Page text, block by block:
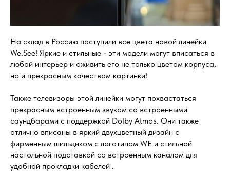
На склад в Россию поступили все цвета новой линейки
We.See! Яркие и стильные - эти модели могут вписаться в
любой интерьер и оживить его не только цветом корпуса,
но и прекрасным качеством картинки!
Также телевизоры этой линейки могут похвастаться
прекрасным встроенным звуком со встроенными
саундбарами с поддержкой Dolby Atmos. Они также
отлично вписаны в яркий двухцветный дизайн с
фирменным шильдиком с логотипом WE и стильной
настольной подставкой со встроенным каналом для
удобной прокладки кабелей .